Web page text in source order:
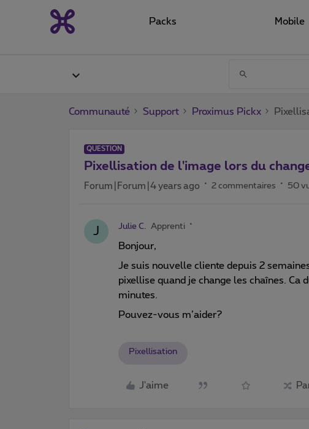
Packs Mobile
Communauté Support Proximus Pickx
QUESTION
Pixellisation de l'image lors du
Forum|Forum|4 years ago 2 commentaires 50
J Julie C. Apprenti
Bonjour,
Je suis nouvelle cliente depuis 2
pixellise quand je change les chaînes. Ca
minutes.
Pouvez-vous m’aider?
Pixellisation
J'aime